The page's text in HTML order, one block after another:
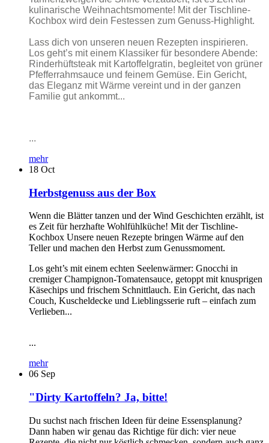
kulinarische Weihnachtsmomente! Mit der Tischline-
Kochbox wird dein Festessen zum Genuss-Highlight.
Lass dich von unseren neuen Rezepten inspirieren.
Los geht’s mit einem Klassiker für besondere Abende:
Rinderhüftsteak mit Kartoffelgratin, begleitet von grüner
Pfefferrahmsauce und feinem Gemüse. Ein Gericht,
das Eleganz mit Wärme vereint und in der ganzen
Familie gut ankommt...
...
mehr
18 Oct
Herbstgenuss aus der Box
Wenn die Blätter tanzen und der Wind Geschichten erzählt, ist
es Zeit für herzhafte Wohlfühlküche! Mit der Tischline-
Kochbox Unsere neuen Rezepte bringen Wärme auf den
Teller und machen den Herbst zum Genussmoment.
Los geht’s mit einem echten Seelenwärmer: Gnocchi in
cremiger Champignon-Tomatensauce, getoppt mit knusprigen
Käsechips und frischem Schnittlauch. Ein Gericht, das nach
Couch, Kuscheldecke und Lieblingsserie ruft – einfach zum
Verlieben...
...
mehr
06 Sep
"Dirty Kartoffeln? Ja, bitte!
Du suchst nach frischen Ideen für deine Essensplanung?
Dann haben wir genau das Richtige für dich: vier neue